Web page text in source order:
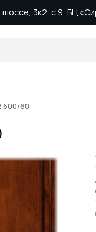
3к2, с.9, БЦ
600/60